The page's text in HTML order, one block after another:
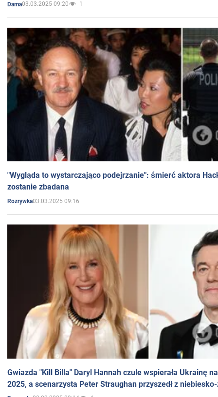
Dama03.03.2025 09:20 1
"Wygląda to wystarczająco podejrzanie": śmierć aktora
zostanie zbadana
Rozrywka03.03.2025 09:16
Gwiazda "Kill Billa" Daryl Hannah czule wspierała Ukrainę
2025, a scenarzysta Peter Straughan przyszedł z